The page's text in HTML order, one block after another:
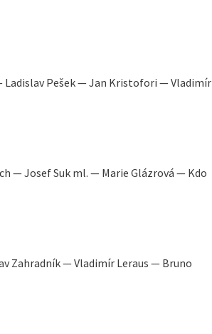
Pešek — Jan Kristofori — Vladimír
— Josef Suk ml. — Marie Glázrová — Kdo
Zahradník — Vladimír Leraus — Bruno